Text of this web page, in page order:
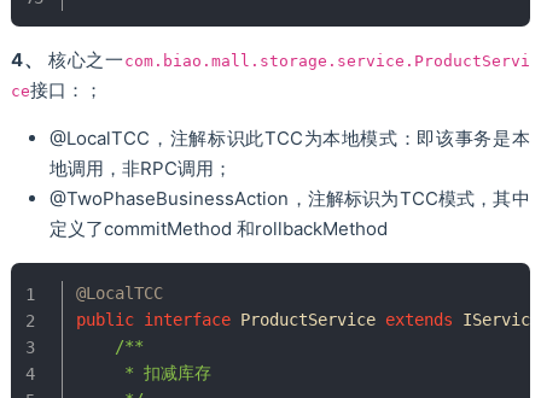
4、 核心之一 com.biao.mall.storage.service.ProductServi
ce接口：；
@LocalTCC，注解标识此TCC为本地模式：即该事务是本
地调用，非RPC调用；
@TwoPhaseBusinessAction，注解标识为TCC模式，其中
定义了commitMethod 和rollbackMethod
@LocalTCC
public interface ProductService extends IService
/**
     * 扣减库存